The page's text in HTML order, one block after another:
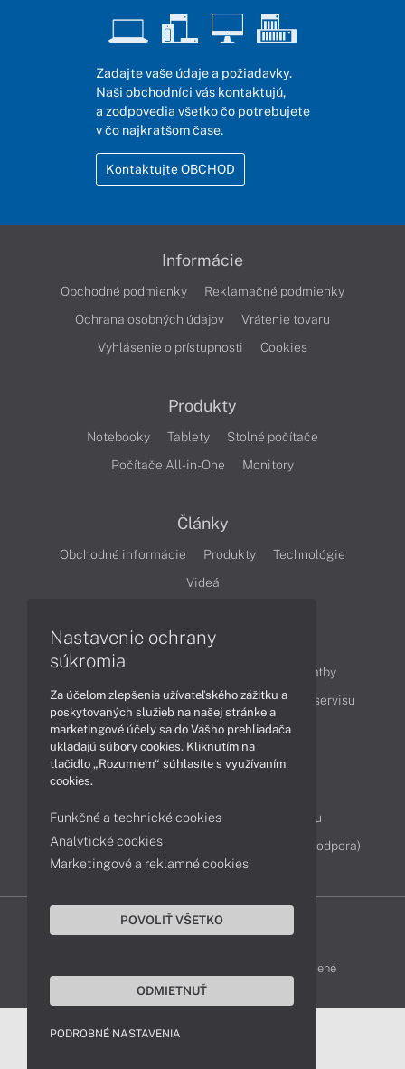
Zadajte vaše údaje a požiadavky.
Naši obchodníci vás kontaktujú,
a zodpovedia všetko čo potrebujete
v čo najkratšom čase.
Kontaktujte OBCHOD
Informácie
Obchodné podmienky
Reklamačné podmienky
Ochrana osobných údajov
Vrátenie tovaru
Vyhlásenie o prístupnosti
Cookies
Produkty
Notebooky Tablety
Stolné počítače
Počítače All-in-One
Monitory
Články
Obchodné informácie Produkty
Technológie
Videá
Obsah
Ako nakupovať
Možnosti doručenia a platby
Podpora a servis
Servisné služby Cenník servisu
Kontakty
Servisné oddelenie
Reklamácia tovaru
Diagnostiky online
TeamViewer (vzdialená podpora)
DELL-SHOP © 2011 - 2026 Všetky práva vyhradené
Nastavenie ochrany
súkromia
Za účelom zlepšenia užívateľského zážitku a
poskytovaných služieb na našej stránke a
marketingové účely sa do Vášho prehliadača
ukladajú súbory cookies. Kliknutím na
tlačidlo „Rozumiem“ súhlasíte s využívaním
cookies.
Funkčné a technické cookies
Analytické cookies
Marketingové a reklamné cookies
POVOLIŤ VŠETKO
ODMIETNUŤ
PODROBNÉ NASTAVENIA